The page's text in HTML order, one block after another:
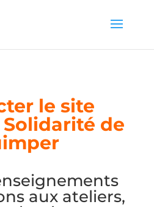
le site
Solidarité de
aux ateliers,